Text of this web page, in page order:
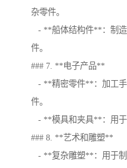
杂零件。
- **船体结构件**：制
件。
### 7. **电子产品**
- **精密零件**：加工手
件。
- **模具和夹具**：用于
### 8. **艺术和雕塑**
- **复杂雕塑**：用于制